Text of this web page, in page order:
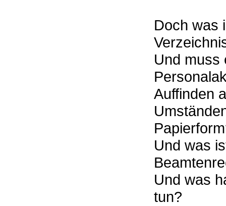
Doch was
Und muss
Auffinden
Und was
Und was
tun?